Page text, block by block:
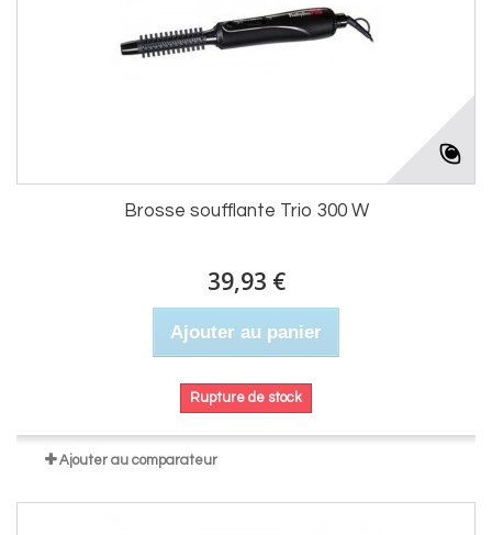
Brosse soufflante Trio 300 W
39,93 €
Ajouter au panier
Rupture de stock
Ajouter au comparateur